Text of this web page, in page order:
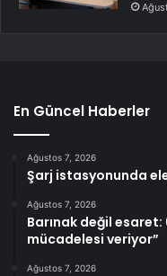
En Güncel Haberler
Ağustos 7, 2026
Şarj istasyonunda
Ağustos 7, 2026
Barınak değil
mücadelesi veriyor”
Ağustos 7, 2026